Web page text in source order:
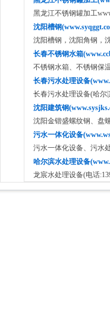
黑龙江不锈钢罐加工
沈阳槽钢
沈阳槽钢，沈阳角钢，
长春不锈钢水箱
不锈钢水箱、不锈钢保
长春污水处理设备
长春污水处理设备(哈尔
沈阳建筑钢
沈阳金锴盛螺纹钢、盘
污水一体化设备
污水一体化设备、污水
哈尔滨水处理设备
龙宸水处理设备(电话